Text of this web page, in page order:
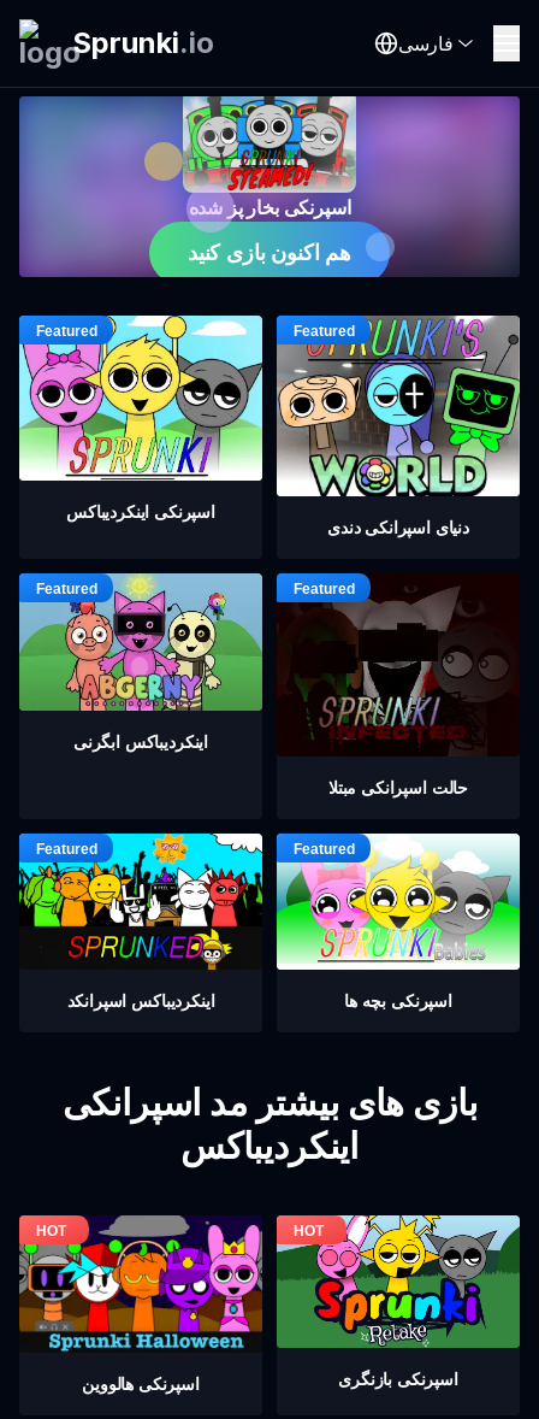
Sprunki.io فارسی
اسپرنکی بخار پز شده
هم اکنون بازی کنید
اسپرنکی اینکردیباکس
دنیای اسپرانکی دندی
اینکردیباكس ابگرنی
حالت اسپرانکی مبتلا
اینکردیباكس اسپرانکد اسپرنکی بچه ها
بازی های بیشتر مد اسپرانکی
اینکردیباکس
اسپرنکی هالووین اسپرنکی بازنگری